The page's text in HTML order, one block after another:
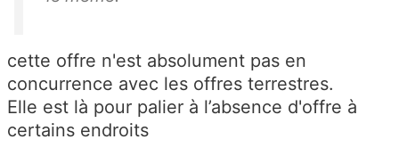
cette offre n'est absolument pas en
concurrence avec les offres terrestres.
Elle est là pour palier à l’absence d'offre à
certains endroits